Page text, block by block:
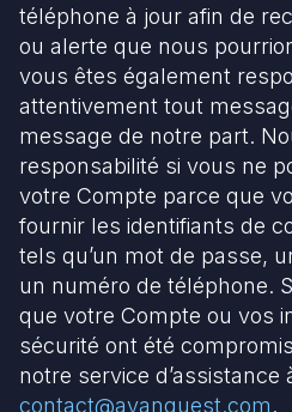
téléphone à jour afin de
ou alerte que nous
vous êtes également
attentivement tout
message de notre part.
responsabilité si vous ne
votre Compte parce que
fournir les identifiants de
tels qu’un mot de passe,
un numéro de téléphone.
que votre Compte ou vos
sécurité ont été
notre service d’assistance
contact@avanquest.com.